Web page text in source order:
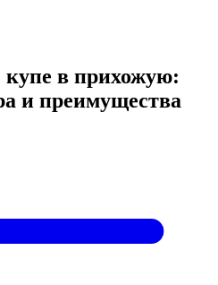
в прихожую:
и преимущества